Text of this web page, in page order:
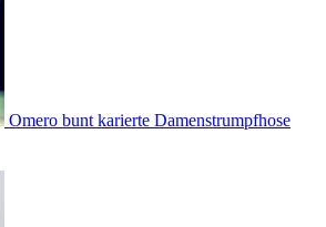
Omero bunt karierte Damenstrumpfhose